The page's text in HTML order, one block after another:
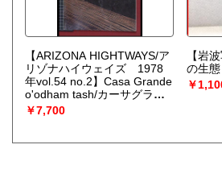
【ARIZONA HIGHTWAYS/ア
リゾナハイウェイズ 1978
年vol.54 no.2】Casa Grande
o'odham tash/カーサグラン
デのインディアンの日
￥7,700
【岩
の生
￥